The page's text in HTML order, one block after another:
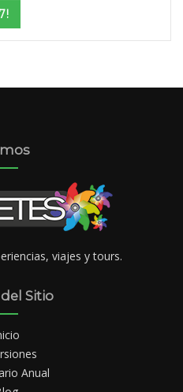
viajes y tours.
Sitio
Anual